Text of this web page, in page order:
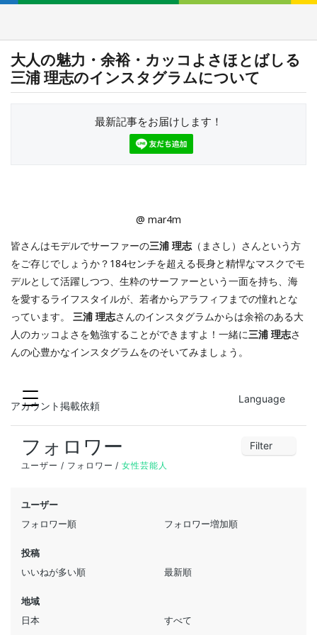
大人の魅力・余裕・カッコよさほとばしる
三浦 理志のインスタグラムについて
最新記事をお届けします！
@ mar4m
皆さんはモデルでサーファーの三浦 理志（まさし）さんという方
をご存じでしょうか？184センチを超える長身と精悍なマスクでモ
デルとして活躍しつつ、生粋のサーファーという一面を持ち、海
を愛するライフスタイルが、若者からアラフィフまでの憧れとな
っています。 三浦 理志さんのインスタグラムからは余裕のある大
人のカッコよさを勉強することができますよ！一緒に三浦 理志さ
んの心豊かなインスタグラムをのそいてみましょう。